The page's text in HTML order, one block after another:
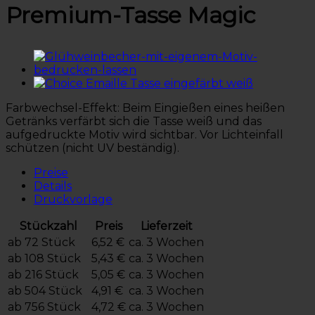
Premium-Tasse Magic
Farbwechsel-Effekt: Beim Eingießen eines heißen
Getränks verfärbt sich die Tasse weiß und das
aufgedruckte Motiv wird sichtbar. Vor Lichteinfall
schützen (nicht UV beständig).
Preise
Details
Druckvorlage
Stückzahl
Preis
Lieferzeit
ab 72 Stück
6,52 € ca. 3 Wochen
ab 108 Stück
5,43 € ca. 3 Wochen
ab 216 Stück
5,05 € ca. 3 Wochen
ab 504 Stück
4,91 € ca. 3 Wochen
ab 756 Stück
4,72 € ca. 3 Wochen